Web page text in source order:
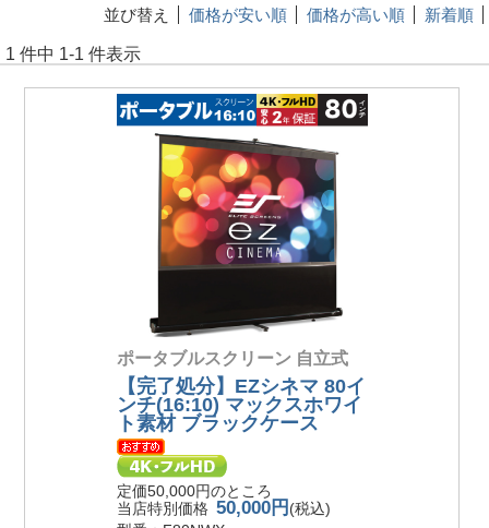
並び替え 価格が安い順 価格が高い順 新着順
1 件中 1-1 件表示
ポータブルスクリーン 自立式
【完了処分】EZシネマ 80イ
ンチ(16:10) マックスホワイ
ト素材 ブラックケース
定価50,000円のところ
当店特別価格 50,000円 (税込)